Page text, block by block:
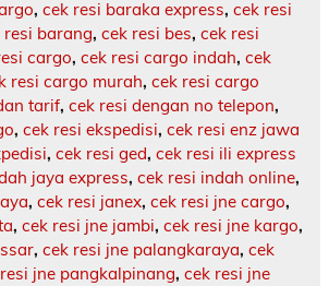
, cek resi baraka express, cek resi
resi barang, cek resi bes, cek resi
cargo, cek resi cargo indah, cek
resi cargo murah, cek resi cargo
tarif, cek resi dengan no telepon,
, cek resi ekspedisi, cek resi enz jawa
, cek resi ged, cek resi ili express
jaya express, cek resi indah online,
, cek resi janex, cek resi jne cargo,
, cek resi jne jambi, cek resi jne kargo,
, cek resi jne palangkaraya, cek
jne pangkalpinang, cek resi jne